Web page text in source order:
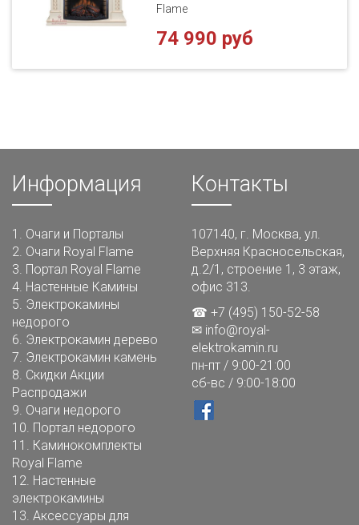
Flame
74 990 руб
Информация
1. Очаги и Порталы
2. Очаги Royal Flame
3. Портал Royal Flame
4. Настенные Камины
5. Электрокамины
недорого
6. Электрокамин дерево
7. Электрокамин камень
8. Скидки Акции
Распродажи
9. Очаги недорого
10. Портал недорого
11. Каминокомплекты
Royal Flame
12. Настенные
электрокамины
13. Аксессуары для
Контакты
107140, г. Москва, ул.
Верхняя Красносельская,
д.2/1, строение 1, 3 этаж,
офис 313.
☎ +7 (495) 150-52-58
✉ info@royal-
elektrokamin.ru
пн-пт / 9:00-21:00
сб-вс / 9:00-18:00